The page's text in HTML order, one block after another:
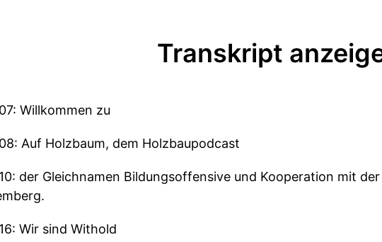
Transkript
Willkommen zu
Auf Holzbaum, dem Holzbaupodcast
der Gleichnamen Bildungsoffensive und Kooperation mit
Wir sind Withold